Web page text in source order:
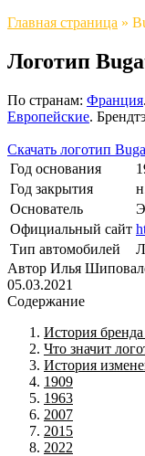
Главная страница »
Логотип
По странам: Франция
Европейские.
Скачать логотип
Год основания
Год закрытия
Основатель
Официальный сайт
Тип автомобилей
Автор Илья
05.03.2021
Содержание
История
Что значит
История
1909
1963
2007
2015
2022